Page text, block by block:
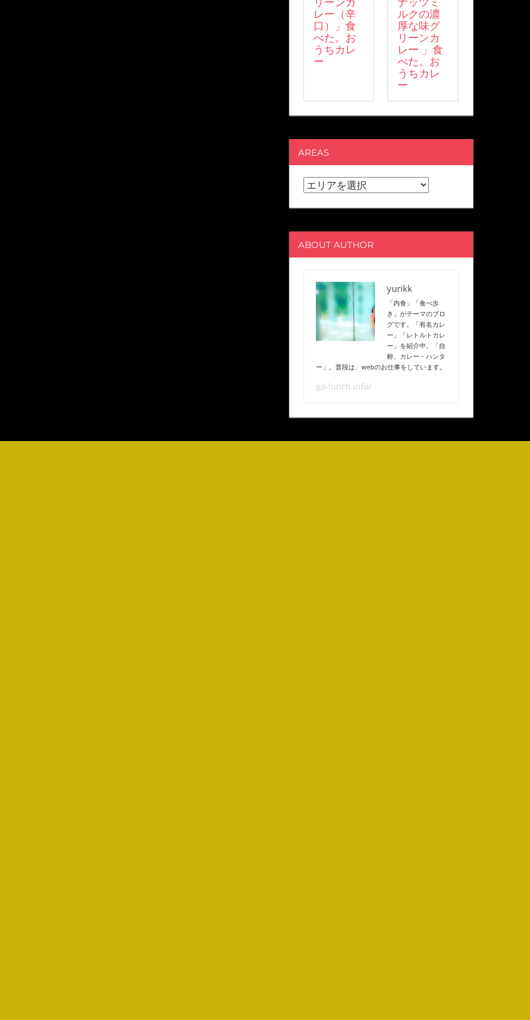
レー（辛
口）」食
べた。お
うちカレ
ー
ルクの濃
厚な味グ
リーンカ
レー 」食
べた。お
うちカレ
ー
AREAS
ABOUT AUTHOR
yurikk
「内食」「食べ歩
き」がテーマのブロ
グです。「有名カレ
ー」「レトルトカレ
ー」を紹介中。「自
称、カレー・ハンタ
ー」。普段は、webのお仕事をしています。
go-lunch.info/